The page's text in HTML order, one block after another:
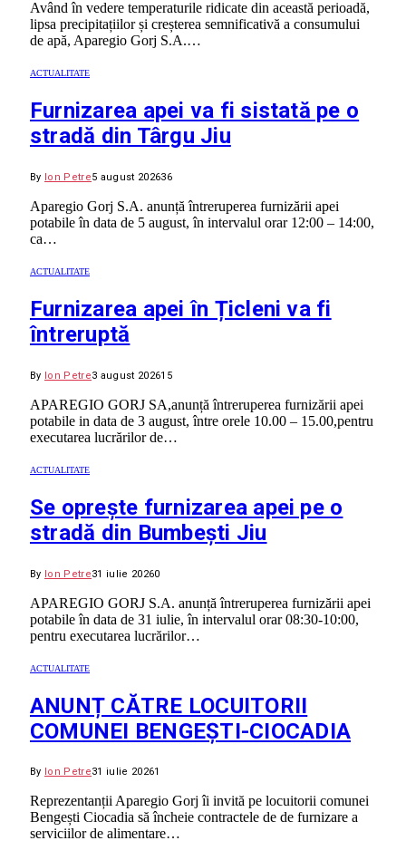
Având în vedere temperaturile ridicate din această perioadă,
lipsa precipitațiilor și creșterea semnificativă a consumului
de apă, Aparegio Gorj S.A.…
ACTUALITATE
Furnizarea apei va fi sistată pe o
stradă din Târgu Jiu
By Ion Petre5 august 202636
Aparegio Gorj S.A. anunță întreruperea furnizării apei
potabile în data de 5 august, în intervalul orar 12:00 – 14:00,
ca…
ACTUALITATE
Furnizarea apei în Țicleni va fi
întreruptă
By Ion Petre3 august 202615
APAREGIO GORJ SA,anunță întreruperea furnizării apei
potabile in data de 3 august, între orele 10.00 – 15.00,pentru
executarea lucrărilor de…
ACTUALITATE
Se oprește furnizarea apei pe o
stradă din Bumbești Jiu
By Ion Petre31 iulie 20260
APAREGIO GORJ S.A. anunță întreruperea furnizării apei
potabile în data de 31 iulie, în intervalul orar 08:30-10:00,
pentru executarea lucrărilor…
ACTUALITATE
ANUNȚ CĂTRE LOCUITORII
COMUNEI BENGEȘTI-CIOCADIA
By Ion Petre31 iulie 20261
Reprezentanții Aparegio Gorj îi invită pe locuitorii comunei
Bengești Ciocadia să încheie contractele de de furnizare a
serviciilor de alimentare…